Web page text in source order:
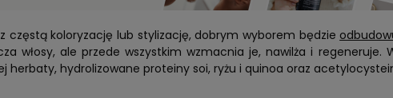
częstą koloryzację lub stylizację, dobrym wyborem będzie
włosy, ale przede wszystkim wzmacnia je, nawilża i regeneruje.
herbaty, hydrolizowane proteiny soi, ryżu i quinoa oraz